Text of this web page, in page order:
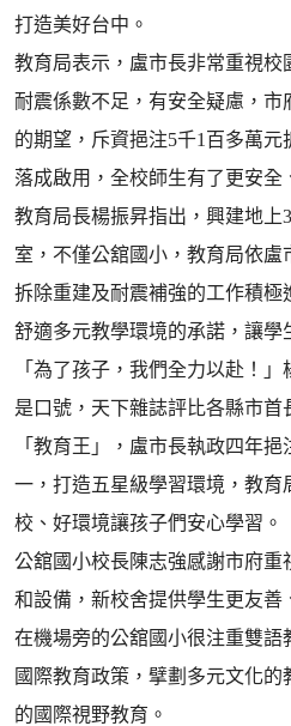
打造美好台中。
教育局表示，盧市長非常重視校
耐震係數不足，有安全疑慮，
的期望，斥資挹注5千1百多萬
落成啟用，全校師生有了更安全
教育局長楊振昇指出，興建地上
室，不僅公舘國小，教育局依
拆除重建及耐震補強的工作積極
舒適多元教學環境的承諾，讓學
「為了孩子，我們全力以赴！
是口號，天下雜誌評比各縣市
「教育王」，盧市長執政四年
一，打造五星級學習環境，教育
校、好環境讓孩子們安心學習。
公舘國小校長陳志強感謝市府重
和設備，新校舍提供學生更友善
在機場旁的公舘國小很注重雙語
國際教育政策，擘劃多元文化
的國際視野教育。